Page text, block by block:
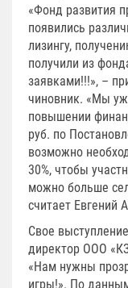
«Фонд развития
появились
лизингу,
получили из
заявками!!!», –
чиновник. «Мы
повышении
руб. по
возможно
30%, чтобы
можно больше
считает Евгений
Свое выступление
директор ООО
«Нам нужны
игры!». По